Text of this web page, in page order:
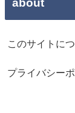
about
このサイトに
プライバシー